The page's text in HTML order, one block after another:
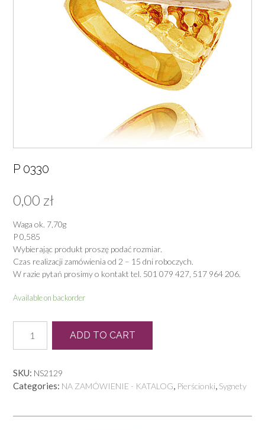
P 0330
0,00 zł
Waga ok. 7,70g
P 0,585
Wybierając produkt proszę podać rozmiar.
Czas realizacji zamówienia od 2 – 15 dni roboczych.
W razie pytań prosimy o kontakt tel. 501 079 427, 517 964 206.
Available on backorder
0330
quantity
ADD TO CART
SKU: NS2129
Categories: NA ZAMÓWIENIE - KATALOG, Pierścionki, Sygnety